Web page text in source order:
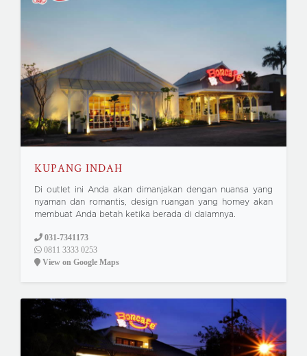
KUPANG INDAH
Di outlet ini Anda akan dimanjakan dengan nuansa yang
nyaman dan romantis, design ruangan yang homey akan
membuat Anda betah ketika berada di dalamnya.
031-7341173
0811 3333 0253
View on Google Maps